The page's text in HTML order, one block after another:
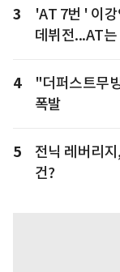
3
'AT 7번 ' 이
데뷔전...AT
4
"더퍼스트무
폭발
5
전닉 레버리
건?